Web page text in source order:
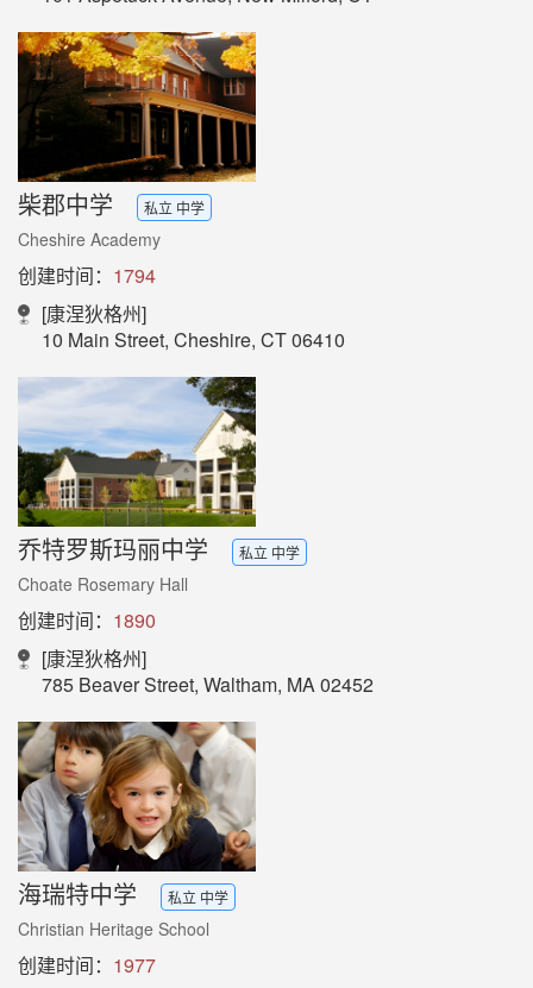
柴郡中学 私立 中学
Cheshire Academy
创建时间： 1794
[康涅狄格州]
10 Main Street, Cheshire, CT 06410
乔特罗斯玛丽中学 私立 中学
Choate Rosemary Hall
创建时间： 1890
[康涅狄格州]
785 Beaver Street, Waltham, MA 02452
海瑞特中学 私立 中学
Christian Heritage School
创建时间： 1977